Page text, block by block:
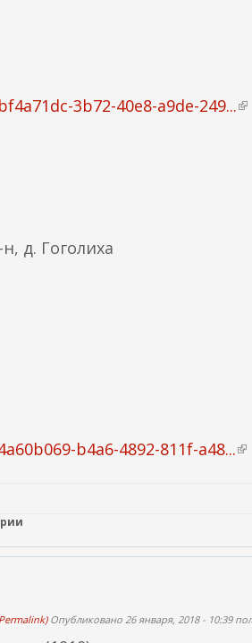
3b72-40e8-a9de-249...(
д. Гоголиха
b4a6-4892-811f-a48...(
н
с
Опубликовано 26 января, 2018 - 10:39